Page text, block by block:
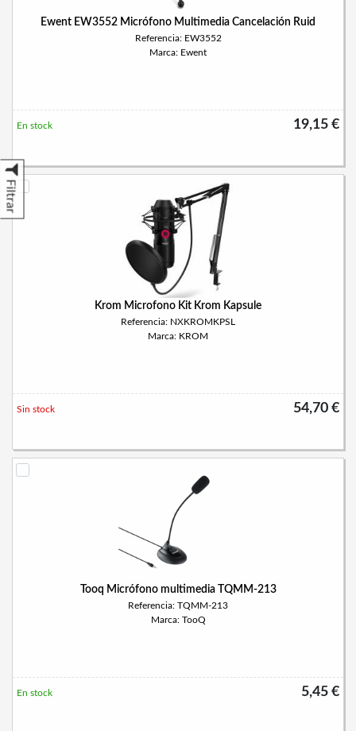
Filtrar
Ewent EW3552 Micrófono Multimedia Cancelación Ruid
Referencia: EW3552
Marca: Ewent
19,15 €
En stock
Krom Microfono Kit Krom Kapsule
Referencia: NXKROMKPSL
Marca: KROM
54,70 €
Sin stock
Tooq Micrófono multimedia TQMM-213
Referencia: TQMM-213
Marca: TooQ
5,45 €
En stock